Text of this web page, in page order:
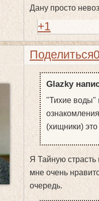
Дану просто
+1
Поделиться
Glazky
"Тихие воды"
(хищники)
Я Тайную
мне очень
очередь.